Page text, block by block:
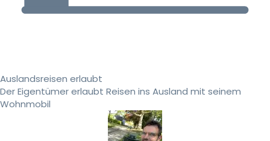
Auslandsreisen erlaubt
Der Eigentümer erlaubt Reisen ins Ausland mit seinem
Wohnmobil